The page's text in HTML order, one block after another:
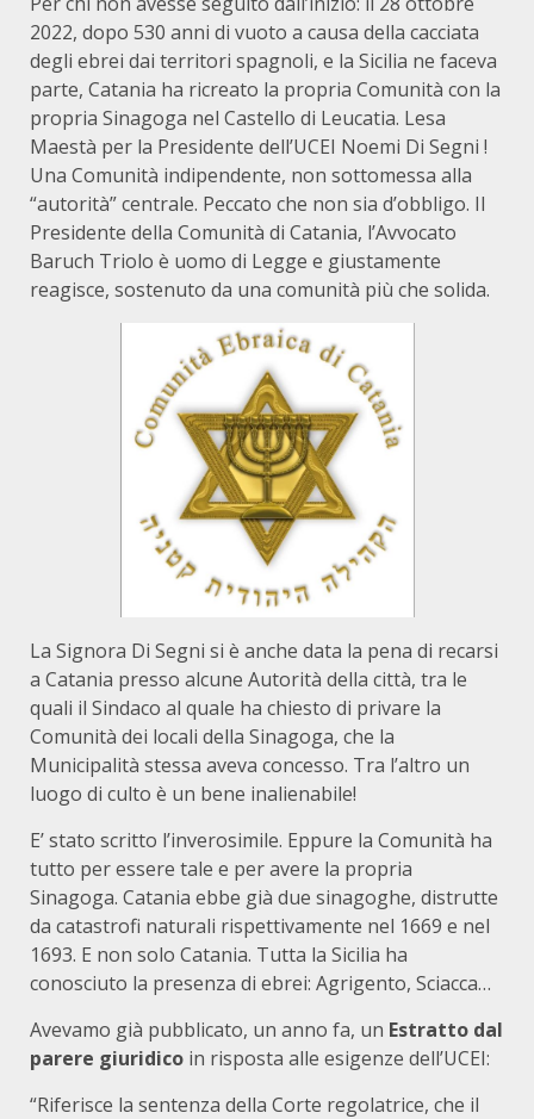
2022, dopo 530 anni di vuoto a causa della cacciata
degli ebrei dai territori spagnoli, e la Sicilia ne faceva
parte, Catania ha ricreato la propria Comunità con la
propria Sinagoga nel Castello di Leucatia. Lesa
Maestà per la Presidente dell’UCEI Noemi Di Segni !
Una Comunità indipendente, non sottomessa alla
“autorità” centrale. Peccato che non sia d’obbligo. Il
Presidente della Comunità di Catania, l’Avvocato
Baruch Triolo è uomo di Legge e giustamente
reagisce, sostenuto da una comunità più che solida.
La Signora Di Segni si è anche data la pena di recarsi
a Catania presso alcune Autorità della città, tra le
quali il Sindaco al quale ha chiesto di privare la
Comunità dei locali della Sinagoga, che la
Municipalità stessa aveva concesso. Tra l’altro un
luogo di culto è un bene inalienabile!
E’ stato scritto l’inverosimile. Eppure la Comunità ha
tutto per essere tale e per avere la propria
Sinagoga. Catania ebbe già due sinagoghe, distrutte
da catastrofi naturali rispettivamente nel 1669 e nel
1693. E non solo Catania. Tutta la Sicilia ha
conosciuto la presenza di ebrei: Agrigento, Sciacca…
Avevamo già pubblicato, un anno fa, un Estratto dal
parere giuridico in risposta alle esigenze dell’UCEI:
“Riferisce la sentenza della Corte regolatrice, che il